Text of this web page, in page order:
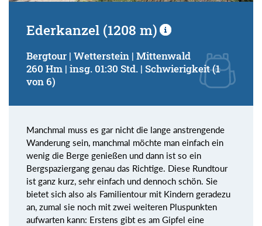
Ederkanzel (1208 m)
Bergtour | Wetterstein | Mittenwald
260 Hm | insg. 01:30 Std. | Schwierigkeit (1
von 6)
Manchmal muss es gar nicht die lange anstrengende
Wanderung sein, manchmal möchte man einfach ein
wenig die Berge genießen und dann ist so ein
Bergspaziergang genau das Richtige. Diese Rundtour
ist ganz kurz, sehr einfach und dennoch schön. Sie
bietet sich also als Familientour mit Kindern geradezu
an, zumal sie noch mit zwei weiteren Pluspunkten
aufwarten kann: Erstens gibt es am Gipfel eine